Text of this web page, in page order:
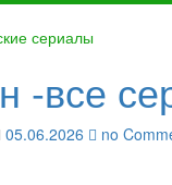
сериалы
-все
05.06.2026 no